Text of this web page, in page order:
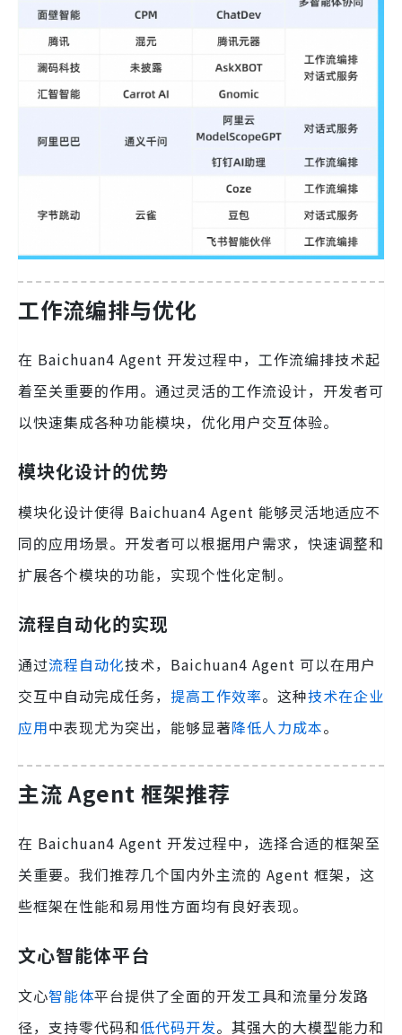
工作流编排与优化
在 Baichuan4 Agent 开发过程中，工作流编排技术起
着至关重要的作用。通过灵活的工作流设计，开发者可
以快速集成各种功能模块，优化用户交互体验。
模块化设计的优势
模块化设计使得 Baichuan4 Agent 能够灵活地适应不
同的应用场景。开发者可以根据用户需求，快速调整和
扩展各个模块的功能，实现个性化定制。
流程自动化的实现
通过流程自动化技术，Baichuan4 Agent 可以在用户
交互中自动完成任务， 提高工作效率。这种技术在企业
应用中表现尤为突出，能够显著降低人力成本。
主流 Agent 框架推荐
在 Baichuan4 Agent 开发过程中，选择合适的框架至
关重要。我们推荐几个国内外主流的 Agent 框架，这
些框架在性能和易用性方面均有良好表现。
文心智能体平台
文心智能体平台提供了全面的开发工具和流量分发路
径，支持零代码和低代码开发。其强大的大模型能力和